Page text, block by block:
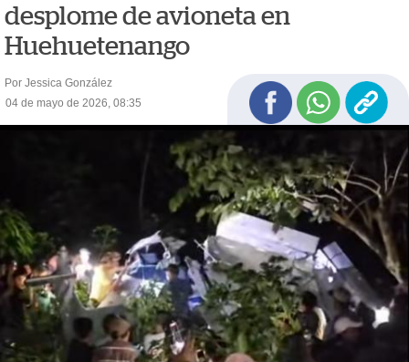
desplome de avioneta en
Huehuetenango
Por Jessica González
04 de mayo de 2026, 08:35